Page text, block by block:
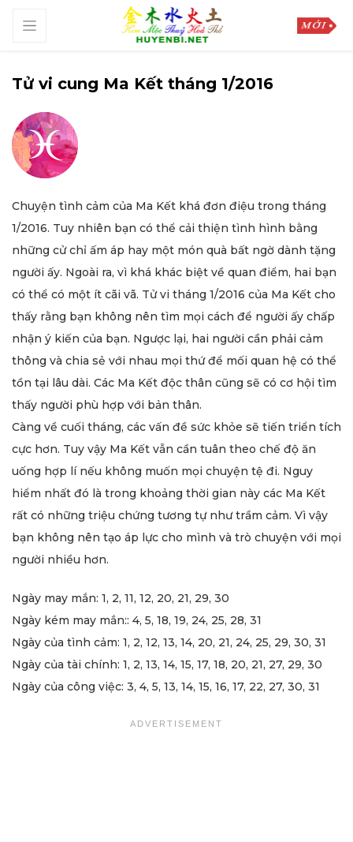
Tử vi cung Ma Kết tháng 1/2016
Chuyện tình cảm của Ma Kết khá đơn điệu trong tháng
1/2016. Tuy nhiên bạn có thể cải thiện tình hình bằng
những cử chỉ ấm áp hay một món quà bất ngờ dành tặng
người ấy. Ngoài ra, vì khá khác biệt về quan điểm, hai bạn
có thể có một ít cãi vã. Tử vi tháng 1/2016 của Ma Kết cho
thấy rằng bạn không nên tìm mọi cách để người ấy chấp
nhận ý kiến của bạn. Ngược lại, hai người cần phải cảm
thông và chia sẻ với nhau mọi thứ để mối quan hệ có thể
tồn tại lâu dài. Các Ma Kết độc thân cũng sẽ có cơ hội tìm
thấy người phù hợp với bản thân.
Càng về cuối tháng, các vấn đề sức khỏe sẽ tiến triển tích
cực hơn. Tuy vậy Ma Kết vẫn cần tuân theo chế độ ăn
uống hợp lí nếu không muốn mọi chuyện tệ đi. Nguy
hiểm nhất đó là trong khoảng thời gian này các Ma Kết
rất có những triệu chứng tương tự như trầm cảm. Vì vậy
bạn không nên tạo áp lực cho mình và trò chuyện với mọi
người nhiều hơn.
Ngày may mắn: 1, 2, 11, 12, 20, 21, 29, 30
Ngày kém may mắn:: 4, 5, 18, 19, 24, 25, 28, 31
Ngày của tình cảm: 1, 2, 12, 13, 14, 20, 21, 24, 25, 29, 30, 31
Ngày của tài chính: 1, 2, 13, 14, 15, 17, 18, 20, 21, 27, 29, 30
Ngày của công việc: 3, 4, 5, 13, 14, 15, 16, 17, 22, 27, 30, 31